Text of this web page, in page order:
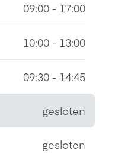
09:00 - 17:00
10:00 - 13:00
09:30 - 14:45
gesloten
gesloten